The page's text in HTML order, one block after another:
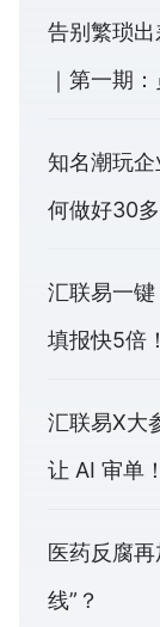
告别繁琐
｜第一期
知名潮玩
何做好30
汇联易一
填报快5倍！
汇联易X大
让 AI 审单！
医药反腐
线”？